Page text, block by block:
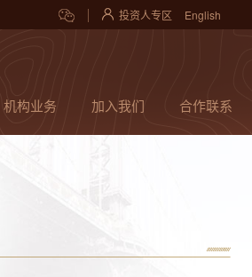
投资人专区 English
机构业务 加入我们 合作联系